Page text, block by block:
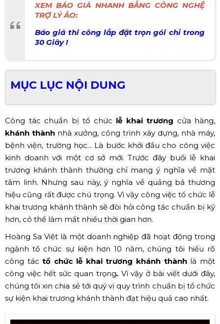
XEM BÁO GIÁ NHANH BẰNG CÔNG NGHỆ
TRỢ LÝ ẢO:
Báo giá thi công lắp đặt trọn gói chỉ trong
30 Giây !
MỤC LỤC NỘI DUNG
Công tác chuẩn bị tổ chức lễ khai trương cửa hàng,
khánh thành nhà xưởng, công trình xây dựng, nhà máy,
bệnh viện, trường học... Là bước khởi đầu cho công việc
kinh doanh với một cơ sở mới. Trước đây buổi lễ khai
trương khánh thành thường chỉ mang ý nghĩa về mặt
tâm linh. Nhưng sau này, ý nghĩa về quảng bá thương
hiệu cũng rất được chú trọng. Vì vậy công việc tổ chức lễ
khai trương khánh thành sẽ đòi hỏi công tác chuẩn bị kỹ
hơn, có thể làm mất nhiều thời gian hơn.
Hoàng Sa Việt là một doanh nghiệp đã hoạt động trong
ngành tổ chức sự kiện hơn 10 năm, chúng tôi hiểu rõ
công táctổ chức lễ khai trương khánh thành là một
công việc hết sức quan trọng. Vì vậy ở bài viết dưới đây,
chúng tôi xin chia sẻ tới quý vị quy trình chuẩn bị tổ chức
sự kiện khai trương khánh thành đạt hiệu quả cao nhất.